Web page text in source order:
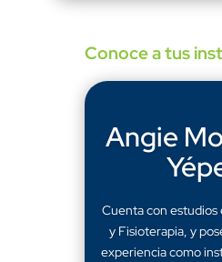
Conoce a tus
Angie
Cuenta con estudios
y Fisioterapia, y
experiencia como